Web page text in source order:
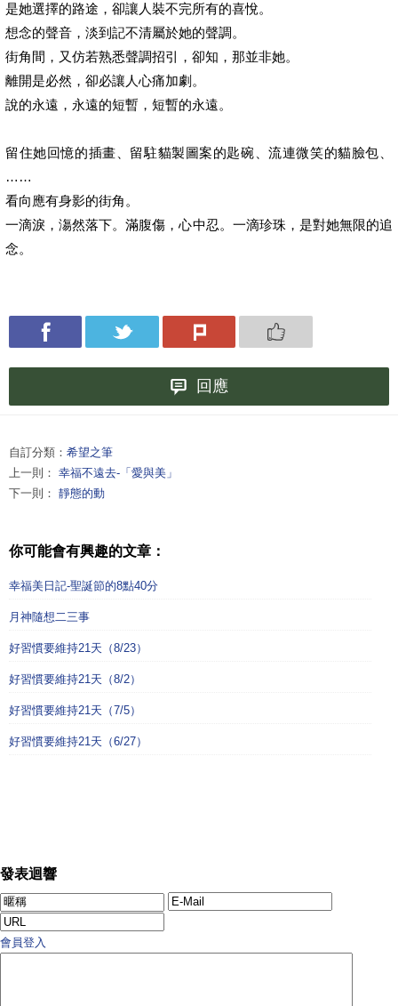
是她選擇的路途，卻讓人裝不完所有的喜悅。
想念的聲音，淡到記不清屬於她的聲調。
街角間，又仿若熟悉聲調招引，卻知，那並非她。
離開是必然，卻必讓人心痛加劇。
說的永遠，永遠的短暫，短暫的永遠。
留住她回憶的插畫、留駐貓製圖案的匙碗、流連微笑的貓臉包、
……
看向應有身影的街角。
一滴淚，漡然落下。滿腹傷，心中忍。一滴珍珠，是對她無限的追
念。
回應
自訂分類： 希望之筆
上一則： 幸福不遠去-「愛與美」
下一則： 靜態的動
你可能會有興趣的文章：
幸福美日記-聖誕節的8點40分
月神隨想二三事
好習慣要維持21天（8/23）
好習慣要維持21天（8/2）
好習慣要維持21天（7/5）
好習慣要維持21天（6/27）
發表迴響
會員登入